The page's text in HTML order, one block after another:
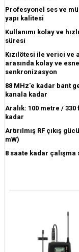
Profesyonel ses ve
yapı kalitesi
Kullanımı kolay ve
süresi
Kızılötesi ile verici ve
arasında kolay ve
senkronizasyon
88 MHz'e kadar bant
kanala kadar
Aralık: 100 metre / 330
kadar
Artırılmış RF çıkış
mW)
8 saate kadar çalışma